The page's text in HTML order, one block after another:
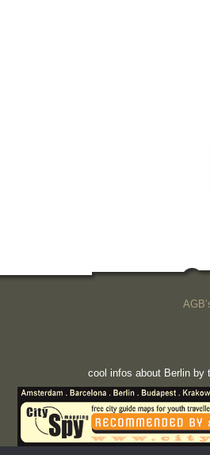
cool infos about Berlin by